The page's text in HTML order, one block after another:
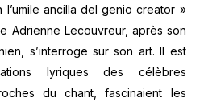
ancilla del genio creator »
Adrienne Lecouvreur, après son
s’interroge sur son art. Il est
lyriques des célèbres
du chant, fascinaient les